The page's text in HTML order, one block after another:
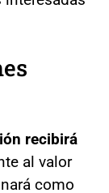
recibirá
al valor
como